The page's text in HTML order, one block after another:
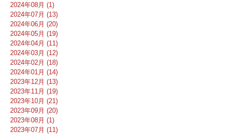
2024年08月 (1)
2024年07月 (13)
2024年06月 (20)
2024年05月 (19)
2024年04月 (11)
2024年03月 (12)
2024年02月 (18)
2024年01月 (14)
2023年12月 (13)
2023年11月 (19)
2023年10月 (21)
2023年09月 (20)
2023年08月 (1)
2023年07月 (11)